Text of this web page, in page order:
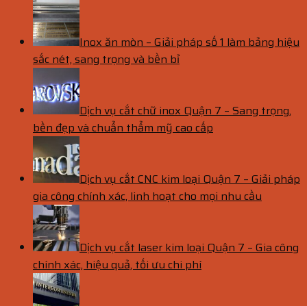
Inox ăn mòn – Giải pháp số 1 làm bảng hiệu
sắc nét, sang trọng và bền bỉ
Dịch vụ cắt chữ inox Quận 7 – Sang trọng,
bền đẹp và chuẩn thẩm mỹ cao cấp
Dịch vụ cắt CNC kim loại Quận 7 – Giải pháp
gia công chính xác, linh hoạt cho mọi nhu cầu
Dịch vụ cắt laser kim loại Quận 7 – Gia công
chính xác, hiệu quả, tối ưu chi phí